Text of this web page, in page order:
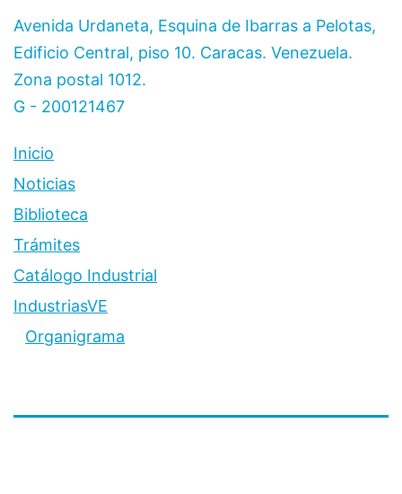
Avenida Urdaneta, Esquina de Ibarras a Pelotas,
Edificio Central, piso 10. Caracas. Venezuela.
Zona postal 1012.
G - 200121467
Inicio
Noticias
Biblioteca
Trámites
Catálogo Industrial
IndustriasVE
Organigrama